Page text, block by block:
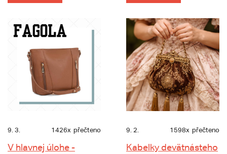
9. 3. 1426x přečteno
V hlavnej úlohe -
9. 2. 1598x přečteno
Kabelky devätnásteho